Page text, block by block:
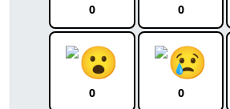
0 0
0 0